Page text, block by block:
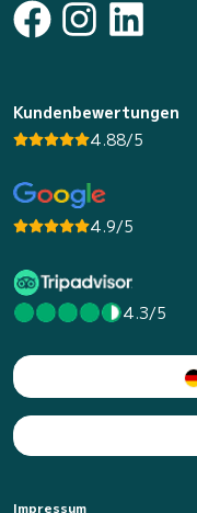
Kundenbewertungen
4.88/5
4.9/5
4.3/5
Impressum